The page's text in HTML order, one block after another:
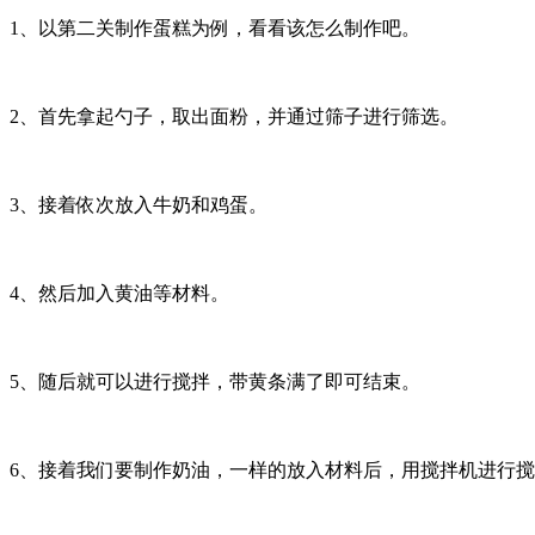
1、以第二关制作蛋糕为例，看看该怎么制作吧。
2、首先拿起勺子，取出面粉，并通过筛子进行筛选。
3、接着依次放入牛奶和鸡蛋。
4、然后加入黄油等材料。
5、随后就可以进行搅拌，带黄条满了即可结束。
6、接着我们要制作奶油，一样的放入材料后，用搅拌机进行